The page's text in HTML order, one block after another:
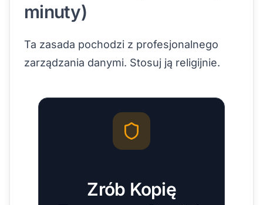
minuty)
Ta zasada pochodzi z profesjonalnego
zarządzania danymi. Stosuj ją religijnie.
Zrób Kopię